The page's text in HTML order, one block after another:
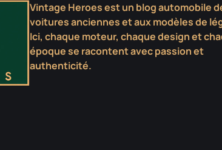
Vintage Heroes est un blog automobile
voitures anciennes et aux modèles de
Ici, chaque moteur, chaque design et
époque se racontent avec passion et
authenticité.